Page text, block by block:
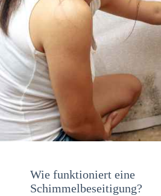
Wie funktioniert eine
Schimmelbeseitigung?